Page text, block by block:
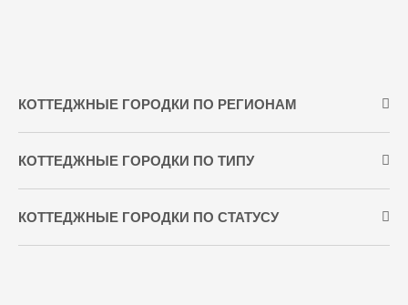
КОТТЕДЖНЫЕ ГОРОДКИ ПО РЕГИОНАМ
КОТТЕДЖНЫЕ ГОРОДКИ ПО ТИПУ
КОТТЕДЖНЫЕ ГОРОДКИ ПО СТАТУСУ